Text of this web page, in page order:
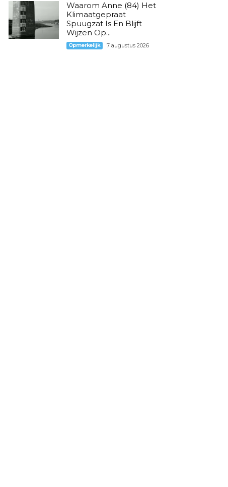
Waarom Anne (84) Het
Klimaatgepraat
Spuugzat Is En Blijft
Wijzen Op...
Opmerkelijk 7 augustus 2026